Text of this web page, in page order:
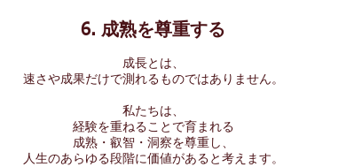
6. 成熟を尊重する
成長とは、
速さや成果だけで測れるものではありません。
私たちは、
経験を重ねることで育まれる
成熟・叡智・洞察を尊重し、
人生のあらゆる段階に価値があると考えます。